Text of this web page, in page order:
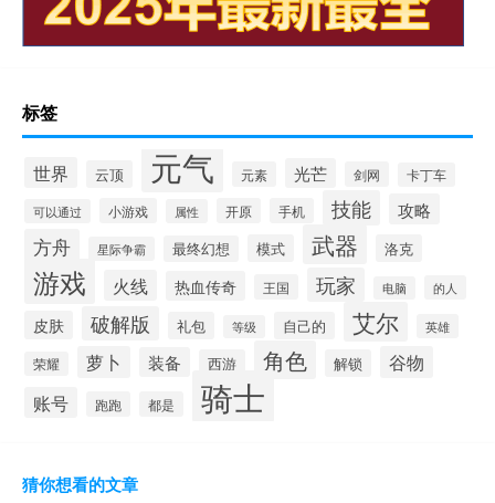
标签
世界 云顶 元气 元素 光芒 剑网 卡丁车
可以通过 小游戏 属性 开原 手机 技能 攻略
方舟 星际争霸 最终幻想 模式 武器 洛克
游戏 火线 热血传奇 王国 玩家 电脑 的人
皮肤 破解版 礼包 等级 自己的 艾尔 英雄
荣耀 萝卜 装备 西游 角色 解锁 谷物
账号 跑跑 都是 骑士
猜你想看的文章